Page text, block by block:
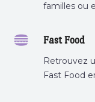
familles ou
Fast Food
Retrouvez
Fast Food